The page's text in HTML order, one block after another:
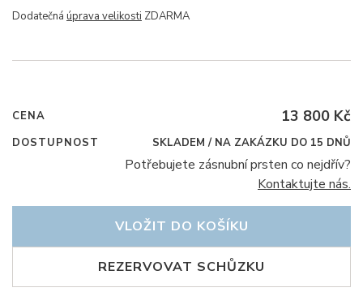
Dodatečná úprava velikosti ZDARMA
CENA 13 800 Kč
DOSTUPNOST SKLADEM / NA ZAKÁZKU DO 15 DNŮ
Potřebujete zásnubní prsten co nejdřív?
Kontaktujte nás.
REZERVOVAT SCHŮZKU
VLOŽIT DO KOŠÍKU